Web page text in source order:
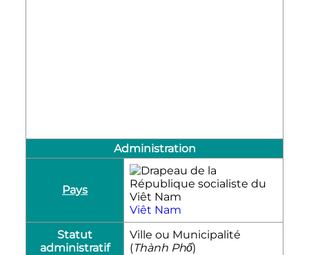
Administration
Pays
Viêt Nam
Statut
administratif
Ville ou Municipalité
(Thành Phố)